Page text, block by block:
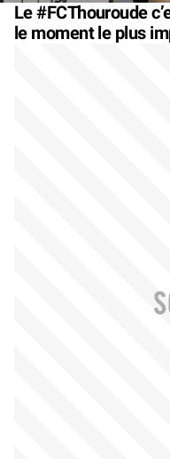
Le #FCThouroude
le moment le plus